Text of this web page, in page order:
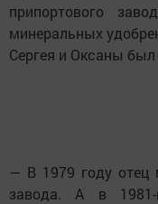
припортового
минеральных
Сергея и Оксаны
— В 1979 году отец
завода. А в